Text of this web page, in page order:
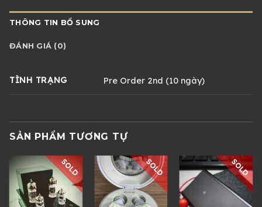
THÔNG TIN BỔ SUNG
ĐÁNH GIÁ (0)
TÌNH TRẠNG Pre Order 2nd (10 ngày)
SẢN PHẨM TƯƠNG TỰ
SOLD SOLD SOLD